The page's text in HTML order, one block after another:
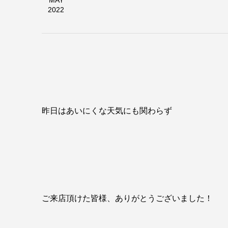
2022
昨日はあいにくな天気にも関わらず
ご来店頂けた皆様、ありがとうございました！